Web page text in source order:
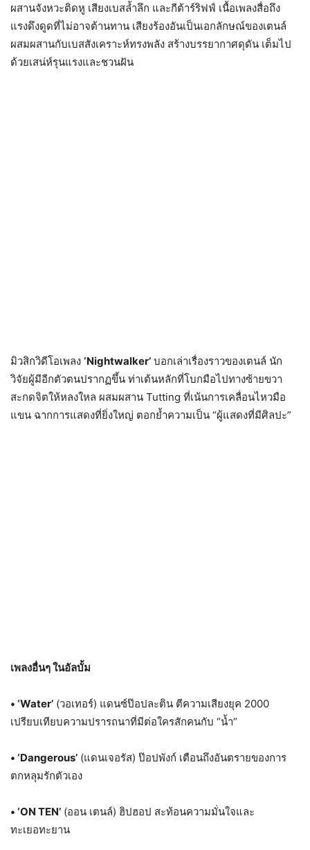
ผสานจังหวะติดหู เสียงเบสล้ำลึก และกีต้าร์ริฟฟ์ เนื้อเพลงสื่อถึง
แรงดึงดูดที่ไม่อาจต้านทาน เสียงร้องอันเป็นเอกลักษณ์ของเตนล์
ผสมผสานกับเบสสังเคราะห์ทรงพลัง สร้างบรรยากาศดุดัน เต็มไป
ด้วยเสน่ห์รุนแรงและชวนฝัน
มิวสิกวิดีโอเพลง ‘Nightwalker’ บอกเล่าเรื่องราวของเตนล์ นัก
วิจัยผู้มีอีกตัวตนปรากฏขึ้น ท่าเต้นหลักที่โบกมือไปทางซ้ายขวา
สะกดจิตให้หลงใหล ผสมผสาน Tutting ที่เน้นการเคลื่อนไหวมือ
แขน ฉากการแสดงที่ยิ่งใหญ่ ตอกย้ำความเป็น “ผู้แสดงที่มีศิลปะ”
เพลงอื่นๆ ในอัลบั้ม
• ‘Water’ (วอเทอร์) แดนซ์ป๊อปละติน ตีความเสียงยุค 2000
เปรียบเทียบความปรารถนาที่มีต่อใครสักคนกับ “น้ำ”
• ‘Dangerous’ (แดนเจอรัส) ป๊อปพังก์ เตือนถึงอันตรายของการ
ตกหลุมรักตัวเอง
• ‘ON TEN’ (ออน เตนล์) ฮิปฮอป สะท้อนความมั่นใจและ
ทะเยอทะยาน